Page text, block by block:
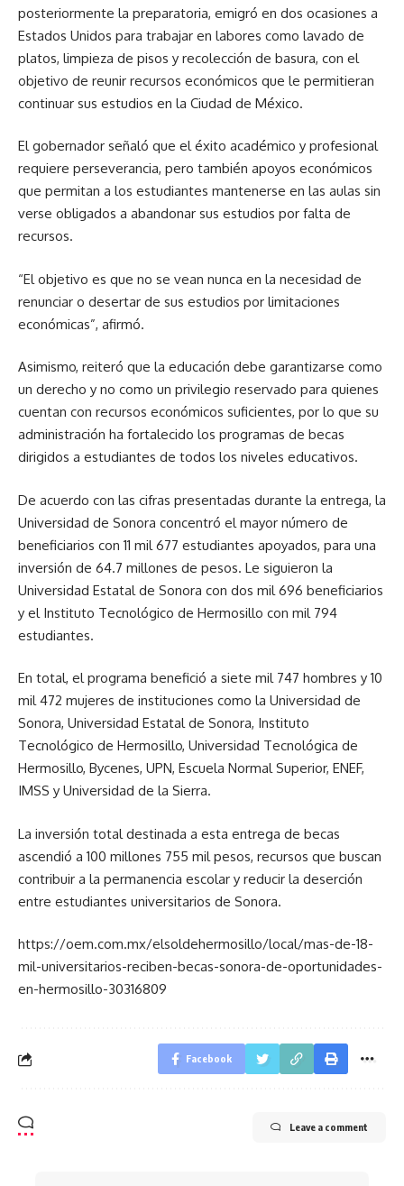
posteriormente la preparatoria, emigró en dos ocasiones a
Estados Unidos para trabajar en labores como lavado de
platos, limpieza de pisos y recolección de basura, con el
objetivo de reunir recursos económicos que le permitieran
continuar sus estudios en la Ciudad de México.
El gobernador señaló que el éxito académico y profesional
requiere perseverancia, pero también apoyos económicos
que permitan a los estudiantes mantenerse en las aulas sin
verse obligados a abandonar sus estudios por falta de
recursos.
“El objetivo es que no se vean nunca en la necesidad de
renunciar o desertar de sus estudios por limitaciones
económicas”, afirmó.
Asimismo, reiteró que la educación debe garantizarse como
un derecho y no como un privilegio reservado para quienes
cuentan con recursos económicos suficientes, por lo que su
administración ha fortalecido los programas de becas
dirigidos a estudiantes de todos los niveles educativos.
De acuerdo con las cifras presentadas durante la entrega, la
Universidad de Sonora concentró el mayor número de
beneficiarios con 11 mil 677 estudiantes apoyados, para una
inversión de 64.7 millones de pesos. Le siguieron la
Universidad Estatal de Sonora con dos mil 696 beneficiarios
y el Instituto Tecnológico de Hermosillo con mil 794
estudiantes.
En total, el programa benefició a siete mil 747 hombres y 10
mil 472 mujeres de instituciones como la Universidad de
Sonora, Universidad Estatal de Sonora, Instituto
Tecnológico de Hermosillo, Universidad Tecnológica de
Hermosillo, Bycenes, UPN, Escuela Normal Superior, ENEF,
IMSS y Universidad de la Sierra.
La inversión total destinada a esta entrega de becas
ascendió a 100 millones 755 mil pesos, recursos que buscan
contribuir a la permanencia escolar y reducir la deserción
entre estudiantes universitarios de Sonora.
https://oem.com.mx/elsoldehermosillo/local/mas-de-18-
mil-universitarios-reciben-becas-sonora-de-oportunidades-
en-hermosillo-30316809
Facebook
Leave a comment